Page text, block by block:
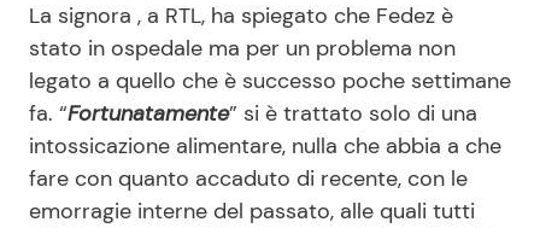
Viaggi e Turismo
Festività
Ricette Feste
Ricette per Bambini
La signora , a RTL, ha spiegato che Fedez è
stato in ospedale ma per un problema non
legato a quello che è successo poche settimane
fa. “Fortunatamente” si è trattato solo di una
intossicazione alimentare, nulla che abbia a che
fare con quanto accaduto di recente, con le
emorragie interne del passato, alle quali tutti